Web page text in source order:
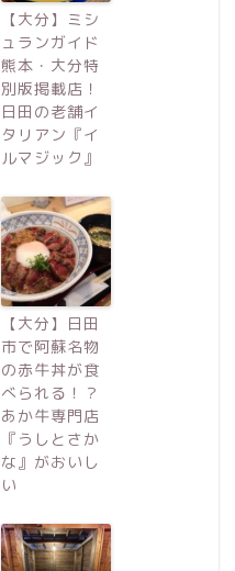
【大分】ミシ
ュランガイド
熊本・大分特
別版掲載店！
日田の老舗イ
タリアン『イ
ルマジック』
【大分】日田
市で阿蘇名物
の赤牛丼が食
べられる！？
あか牛専門店
『うしとさか
な』がおいし
い